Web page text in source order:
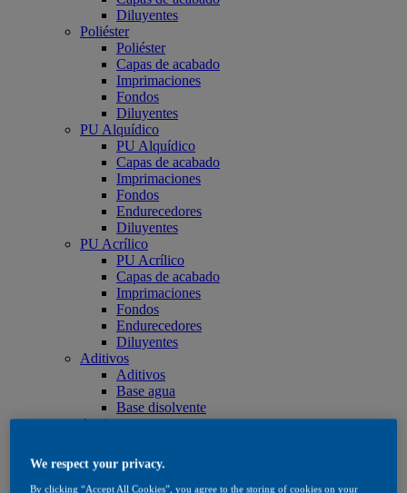
Diluyentes
Poliéster
Poliéster
Capas de acabado
Imprimaciones
Fondos
Diluyentes
PU Alquídico
PU Alquídico
Capas de acabado
Imprimaciones
Fondos
Endurecedores
Diluyentes
PU Acrílico
PU Acrílico
Capas de acabado
Imprimaciones
Fondos
Endurecedores
Diluyentes
Aditivos
Aditivos
Base agua
Base disolvente
Aceites y ceras
Aceites y ceras
Cuidado
Cuidado
We respect your privacy.
By clicking “Accept All Cookies”, you agree to the storing of cookies on your